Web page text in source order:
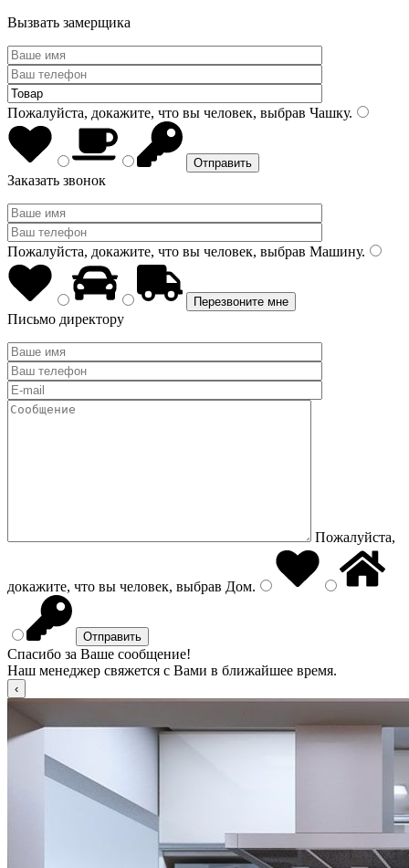
Вызвать замерщика
Пожалуйста, докажите, что вы человек, выбрав Чашку.
Заказать звонок
Пожалуйста, докажите, что вы человек, выбрав Машину.
Письмо директору
Пожалуйста,
докажите, что вы человек, выбрав Дом.
Спасибо за Ваше сообщение!
Наш менеджер свяжется с Вами в ближайшее время.